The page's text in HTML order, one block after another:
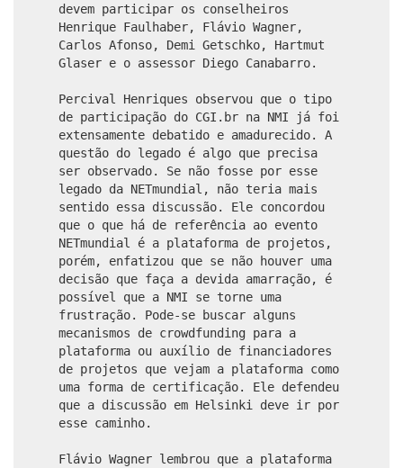
devem participar os conselheiros
Henrique Faulhaber, Flávio Wagner,
Carlos Afonso, Demi Getschko, Hartmut
Glaser e o assessor Diego Canabarro.
Percival Henriques observou que o tipo
de participação do CGI.br na NMI já foi
extensamente debatido e amadurecido. A
questão do legado é algo que precisa
ser observado. Se não fosse por esse
legado da NETmundial, não teria mais
sentido essa discussão. Ele concordou
que o que há de referência ao evento
NETmundial é a plataforma de projetos,
porém, enfatizou que se não houver uma
decisão que faça a devida amarração, é
possível que a NMI se torne uma
frustração. Pode-se buscar alguns
mecanismos de crowdfunding para a
plataforma ou auxílio de financiadores
de projetos que vejam a plataforma como
uma forma de certificação. Ele defendeu
que a discussão em Helsinki deve ir por
esse caminho.
Flávio Wagner lembrou que a plataforma